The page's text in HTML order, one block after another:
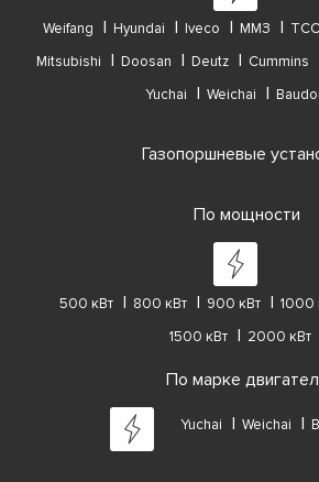
Weifang Hyundai Iveco ММЗ ТСС
Mitsubishi
Doosan Deutz Cummins
Yuchai
Weichai
Газопоршневые
По мощности
500 кВт 800 кВт 900 кВт 1000
1500 кВт
2000 кВт
По марке
Yuchai Weichai